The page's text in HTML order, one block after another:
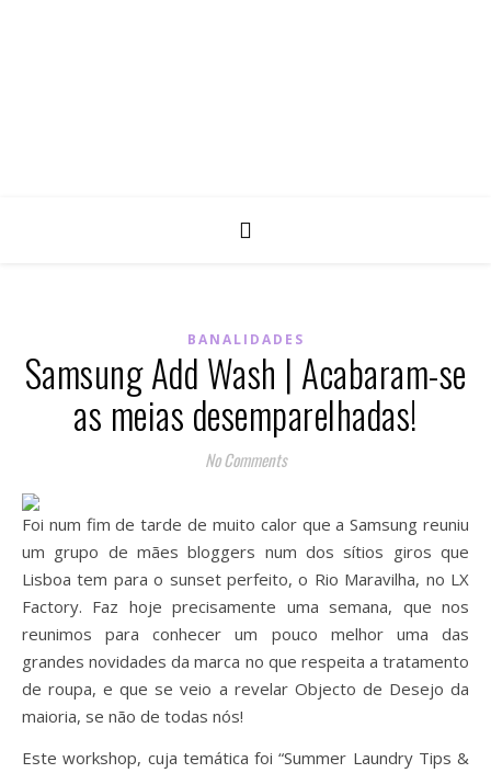
BANALIDADES
Samsung Add Wash | Acabaram-se
as meias desemparelhadas!
No Comments
Foi num fim de tarde de muito calor que a Samsung reuniu
um grupo de mães bloggers num dos sítios giros que
Lisboa tem para o sunset perfeito, o Rio Maravilha, no LX
Factory. Faz hoje precisamente uma semana, que nos
reunimos para conhecer um pouco melhor uma das
grandes novidades da marca no que respeita a tratamento
de roupa, e que se veio a revelar Objecto de Desejo da
maioria, se não de todas nós!
Este workshop, cuja temática foi “Summer Laundry Tips &